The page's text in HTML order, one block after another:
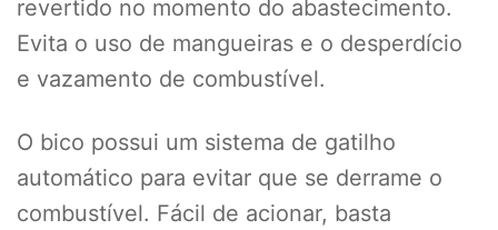
revertido no momento do abastecimento.
Evita o uso de mangueiras e o desperdício
e vazamento de combustível.
O bico possui um sistema de gatilho
automático para evitar que se derrame o
combustível. Fácil de acionar, basta